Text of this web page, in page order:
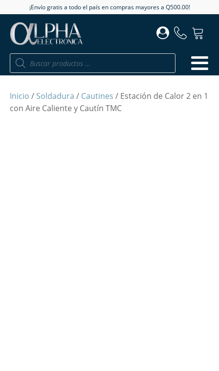
¡Envío gratis a todo el país en compras mayores a Q500.00!
Búsqueda
productos
Inicio / Soldadura / Cautines / Estación de Calor 2 en 1
con Aire Caliente y Cautín TMC